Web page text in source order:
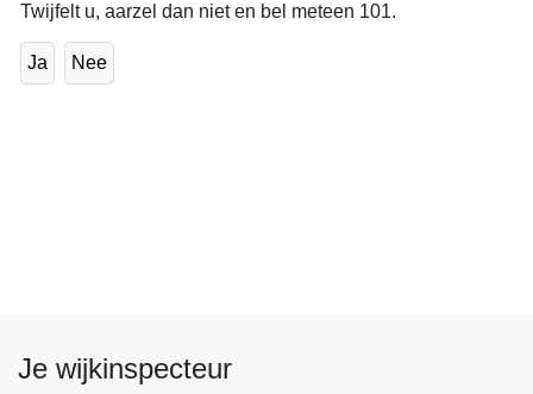
Twijfelt u, aarzel dan niet en bel meteen 101.
Ja Nee
Je wijkinspecteur